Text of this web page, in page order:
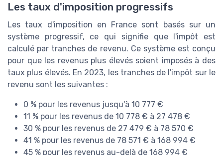
Les taux d'imposition progressifs
Les taux d'imposition en France sont basés sur un
système progressif, ce qui signifie que l'impôt est
calculé par tranches de revenu. Ce système est conçu
pour que les revenus plus élevés soient imposés à des
taux plus élevés. En 2023, les tranches de l'impôt sur le
revenu sont les suivantes :
0 % pour les revenus jusqu'à 10 777 €
11 % pour les revenus de 10 778 € à 27 478 €
30 % pour les revenus de 27 479 € à 78 570 €
41 % pour les revenus de 78 571 € à 168 994 €
45 % pour les revenus au-delà de 168 994 €